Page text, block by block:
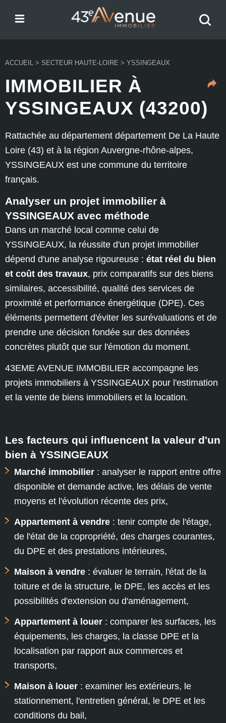
ACCUEIL > SECTEUR HAUTE-LOIRE > YSSINGEAUX
IMMOBILIER À
YSSINGEAUX (43200)
Rattachée au département département De La Haute
Loire (43) et à la région Auvergne-rhône-alpes,
YSSINGEAUX est une commune du territoire
français.
Analyser un projet immobilier à
YSSINGEAUX avec méthode
Dans un marché local comme celui de
YSSINGEAUX, la réussite d'un projet immobilier
dépend d'une analyse rigoureuse : état réel du bien
et coût des travaux, prix comparatifs sur des biens
similaires, accessibilité, qualité des services de
proximité et performance énergétique (DPE). Ces
éléments permettent d'éviter les surévaluations et de
prendre une décision fondée sur des données
concrètes plutôt que sur l'émotion du moment.
43EME AVENUE IMMOBILIER accompagne les
projets immobiliers à YSSINGEAUX pour l'estimation
et la vente de biens immobiliers et la location.
Les facteurs qui influencent la valeur d'un
bien à YSSINGEAUX
Marché immobilier : analyser le rapport entre offre
disponible et demande active, les délais de vente
moyens et l'évolution récente des prix,
Appartement à vendre : tenir compte de l'étage,
de l'état de la copropriété, des charges courantes,
du DPE et des prestations intérieures,
Maison à vendre : évaluer le terrain, l'état de la
toiture et de la structure, le DPE, les accès et les
possibilités d'extension ou d'aménagement,
Appartement à louer : comparer les surfaces, les
équipements, les charges, la classe DPE et la
localisation par rapport aux commerces et
transports,
Maison à louer : examiner les extérieurs, le
stationnement, l'entretien général, le DPE et les
conditions du bail,